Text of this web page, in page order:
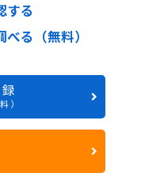
する
る（無料）
）